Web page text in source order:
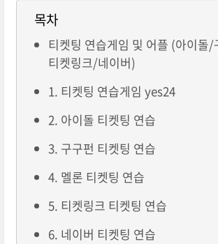
목차
티켓팅 연습게임 및 어플 (아이돌
티켓링크/네이버)
1. 티켓팅 연습게임 yes24
2. 아이돌 티켓팅 연습
3. 구구펀 티켓팅 연습
4. 멜론 티켓팅 연습
5. 티켓링크 티켓팅 연습
6. 네이버 티켓팅 연습